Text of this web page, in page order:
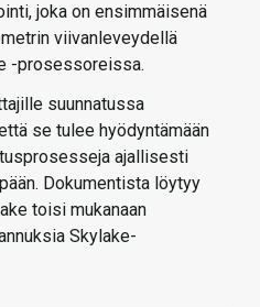
joka on ensimmäisenä
viivanleveydellä
-prosessoreissa.
suunnatussa
se tulee hyödyntämään
ajallisesti
Dokumentista löytyy
toisi mukanaan
Skylake-